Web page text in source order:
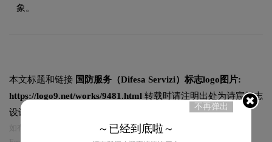
象。
本文标题和链接 国防服务（Difesa Servizi）标志logo图片:
https://logo9.net/works/9481.html 转载时请注明出处为诗宸标志
设计及本链接!
如有内容侵犯您的合法权益，请及时与我们联系
不再弹出
～已经到底啦～